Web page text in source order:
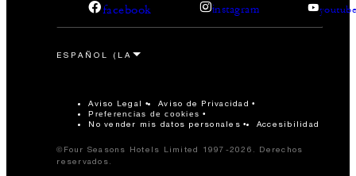
facebook instagram
Aviso Legal Aviso de Privacidad
Preferencias de cookies
No vender mis datos personales Accesibilidad
©Four Seasons Hotels Limited 1997-2026. Derechos
reservados.